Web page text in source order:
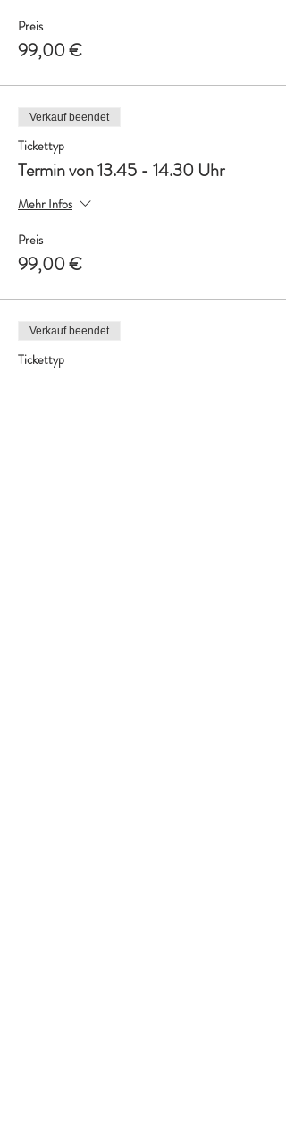
Preis
99,00 €
Verkauf beendet
Tickettyp
Termin von 13.45 - 14.30 Uhr
Mehr Infos
Preis
99,00 €
Verkauf beendet
Tickettyp